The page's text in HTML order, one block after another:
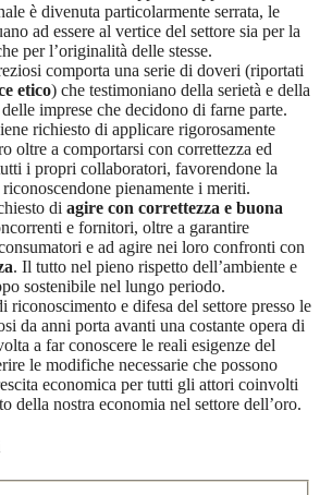
è divenuta particolarmente serrata, le
ad essere al vertice del settore sia per la
per l’originalità delle stesse.
comporta una serie di doveri (riportati
etico) che testimoniano della serietà e della
imprese che decidono di farne parte.
richiesto di applicare rigorosamente
oltre a comportarsi con correttezza ed
i propri collaboratori, favorendone la
pienamente i meriti.
di agire con correttezza e buona
e fornitori, oltre a garantire
e ad agire nei loro confronti con
. Il tutto nel pieno rispetto dell’ambiente e
sostenibile nel lungo periodo.
riconoscimento e difesa del settore presso le
da anni porta avanti una costante opera di
a far conoscere le reali esigenze del
le modifiche necessarie che possono
economica per tutti gli attori coinvolti
della nostra economia nel settore dell’oro.